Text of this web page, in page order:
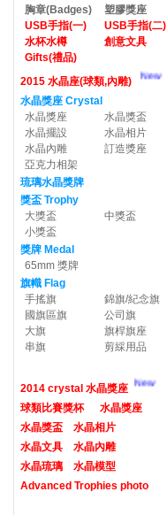
胸章(Badges)
塑膠獎座
USB手指(一)
USB手指(二)
水杯水樽
創意文具
Gifts(禮品)
2015 水晶座(球類,內雕)
New
水晶獎座 Crystal
水晶獎座
水晶獎盃
水晶擺設
水晶相片
水晶內雕
訂造獎座
亞克力相架
琉璃水晶獎牌
獎盃 Trophy
大獎盃
中獎盃
小獎盃
獎牌 Medal
65mm 獎牌
旗幟 Flag
手搖旗
錦旗/紀念旗
國旗區旗
公司旗
大旗
旗桿旗座
串旗
剪綵用品
2014 crystal 水晶獎座 New
球類比賽獎杯
水晶獎座
水晶獎盃
水晶相片
水晶文具
水晶內雕
水晶琉璃
水晶模型
Advanced Trophies photo